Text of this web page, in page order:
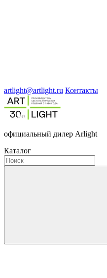
artlight@artlight.ru Контакты
официальный дилер Arlight
Каталог